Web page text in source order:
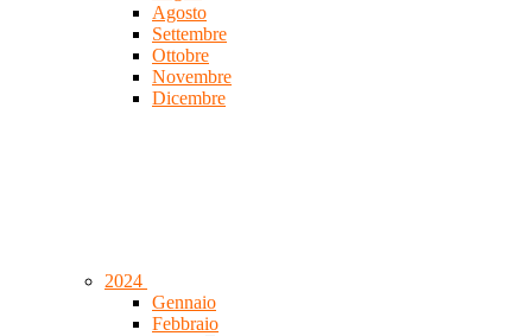
Agosto
Settembre
Ottobre
Novembre
Dicembre
2024
Gennaio
Febbraio